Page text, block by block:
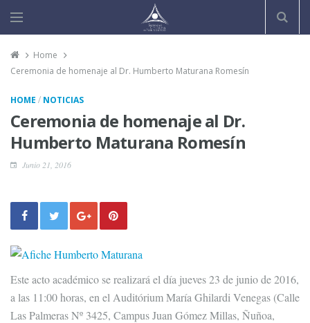
Home
Ceremonia de homenaje al Dr. Humberto Maturana Romesín
HOME / NOTICIAS
Ceremonia de homenaje al Dr.
Humberto Maturana Romesín
Junio 21, 2016
Este acto académico se realizará el día jueves 23 de junio de 2016,
a las 11:00 horas, en el Auditórium María Ghilardi Venegas (Calle
Las Palmeras Nº 3425, Campus Juan Gómez Millas, Ñuñoa,